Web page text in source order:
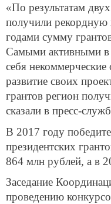
«По результатам
получили
годами сумму
Самыми активными в
себя
развитие своих
грантов регион
сказали в пресс-
В 2017 году
президентских
864 млн рублей, а в
Заседание
проведению